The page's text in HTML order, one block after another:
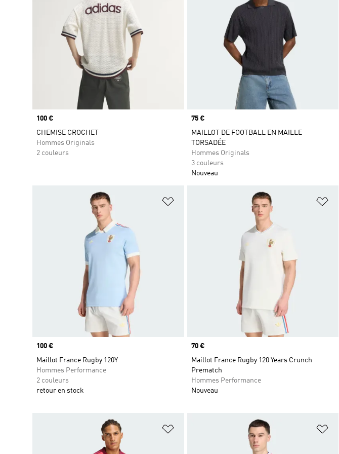
Prix
100 €
CHEMISE CROCHET
Hommes Originals
2 couleurs
Prix
75 €
MAILLOT DE FOOTBALL EN MAILLE
TORSADÉE
Hommes Originals
3 couleurs
Nouveau
Ajouter à la Liste de produits favoris
Prix
100 €
Maillot France Rugby 120Y
Hommes Performance
2 couleurs
retour en stock
Prix
70 €
Maillot France Rugby 120 Years Crunch
Prematch
Hommes Performance
Nouveau
Ajouter à la Liste de produits favoris